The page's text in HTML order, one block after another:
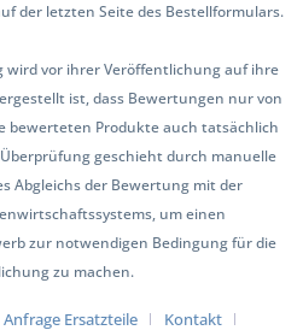
der letzten Seite des Bestellformulars.
wird vor ihrer Veröffentlichung auf ihre
ist, dass Bewertungen nur von
bewerteten Produkte auch tatsächlich
geschieht durch manuelle
Abgleichs der Bewertung mit der
um einen
zur notwendigen Bedingung für die
zu machen.
Anfrage Ersatzteile
Kontakt